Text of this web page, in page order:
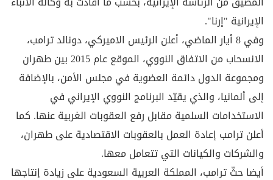
الإيرانية "إرنا".
وفي 8 أيار الماضي، أعلن الرئيس الاميركي، دونالد ترامب،
الانسحاب من الاتفاق النووي، الموقع عام 2015 بين طهران
ومجموعة الدول دائمة العضوية في مجلس الأمن، بالإضافة
إلى ألمانيا، والذي يقيّد البرنامج النووي الإيراني في
الاستخدامات السلمية مقابل رفع العقوبات الغربية عنها. كما
أعلن ترامب إعادة العمل بالعقوبات الاقتصادية على طهران،
والشركات والكيانات التي تتعامل معها.
أيضا حثّ ترامب، المملكة العربية السعودية على زيادة إنتاجها